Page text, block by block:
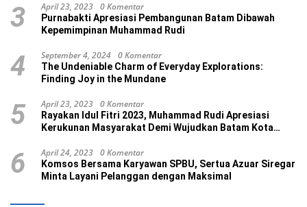
3 April 23, 2023 0 Komentar
Purnabakti Apresiasi Pembangunan Batam Dibawah
Kepemimpinan Muhammad Rudi
4 September 4, 2024 0 Komentar
The Undeniable Charm of Everyday Explorations:
Finding Joy in the Mundane
5 April 23, 2023 0 Komentar
Rayakan Idul Fitri 2023, Muhammad Rudi Apresiasi
Kerukunan Masyarakat Demi Wujudkan Batam Kota
6 April 24, 2023 0 Komentar
Komsos Bersama Karyawan SPBU, Sertua Azuar Siregar
Minta Layani Pelanggan dengan Maksimal